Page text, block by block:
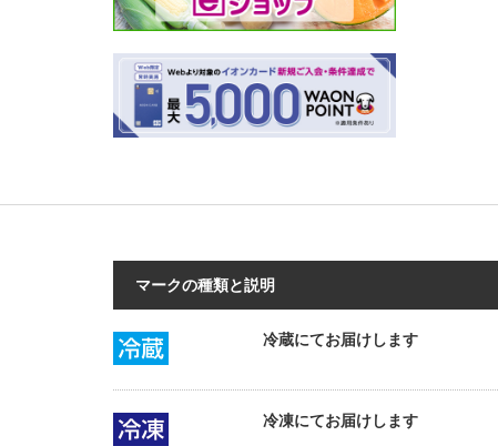
マークの種類と説明
冷蔵にてお届けします
冷凍にてお届けします